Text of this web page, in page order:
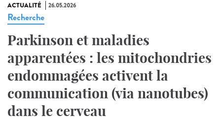
ACTUALITÉ 26.05.2026
Recherche
Parkinson et maladies
apparentées : les mitochondries
endommagées activent la
communication (via nanotubes)
dans le cerveau